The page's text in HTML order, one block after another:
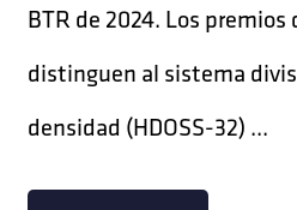
BTR de 2024. Los premios
distinguen al sistema
densidad (HDOSS-32) ...